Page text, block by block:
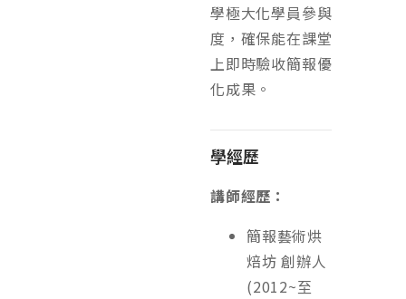
學極大化學員參與
度，確保能在課堂
上即時驗收簡報優
化成果。
學經歷
講師經歷：
簡報藝術烘
焙坊 創辦⼈
(2012~⾄